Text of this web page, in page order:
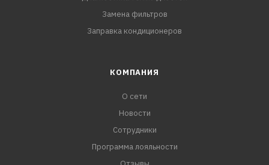
Замена фильтров
Заправка кондиционеров
КОМПАНИЯ
О сети
Новости
Сотрудники
Программа лояльности